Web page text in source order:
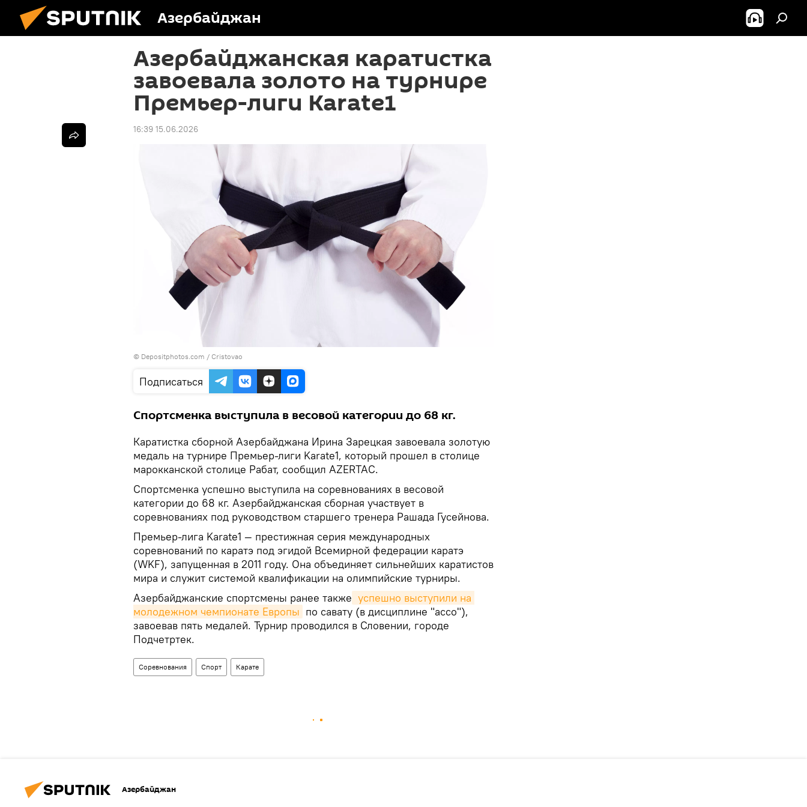
Азербайджан
Азербайджанская каратистка
завоевала золото на турнире
Премьер-лиги Karate1
16:39 15.06.2026
© Depositphotos.com / Cristovao
Подписаться
Спортсменка выступила в весовой категории до 68 кг.
Каратистка сборной Азербайджана Ирина Зарецкая завоевала золотую
медаль на турнире Премьер-лиги Karate1, который прошел в столице
марокканской столице Рабат, сообщил AZERTAC.
Спортсменка успешно выступила на соревнованиях в весовой
категории до 68 кг. Азербайджанская сборная участвует в
соревнованиях под руководством старшего тренера Рашада Гусейнова.
Премьер‑лига Karate1 — престижная серия международных
соревнований по каратэ под эгидой Всемирной федерации каратэ
(WKF), запущенная в 2011 году. Она объединяет сильнейших каратистов
мира и служит системой квалификации на олимпийские турниры.
Азербайджанские спортсмены ранее также успешно выступили на
молодежном чемпионате Европы по савату (в дисциплине "ассо"),
завоевав пять медалей. Турнир проводился в Словении, городе
Подчетртек.
Соревнования Спорт Карате
Азербайджан